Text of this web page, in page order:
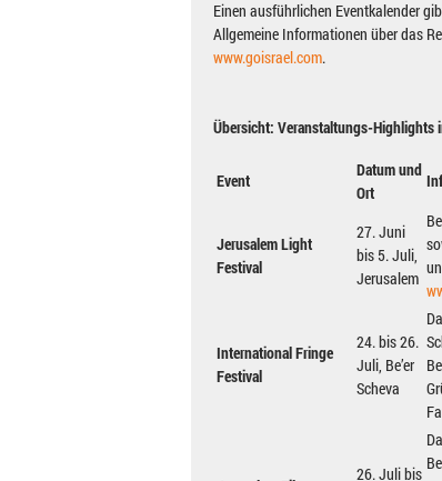
Einen ausführlichen Eventkalender
Allgemeine Informationen über das
www.goisrael.com.
Übersicht: Veranstaltungs-Highlights
Event
Datum und
Ort
Jerusalem Light
Festival
27. Juni
bis 5. Juli,
Jerusalem
International Fringe
Festival
24. bis 26.
Juli, Be’er
Scheva
26. Juli bis